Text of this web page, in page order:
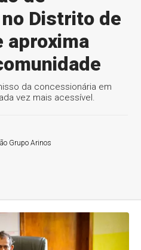
Distrito de
aproxima
da concessionária em
vez mais acessível.
Grupo Arinos